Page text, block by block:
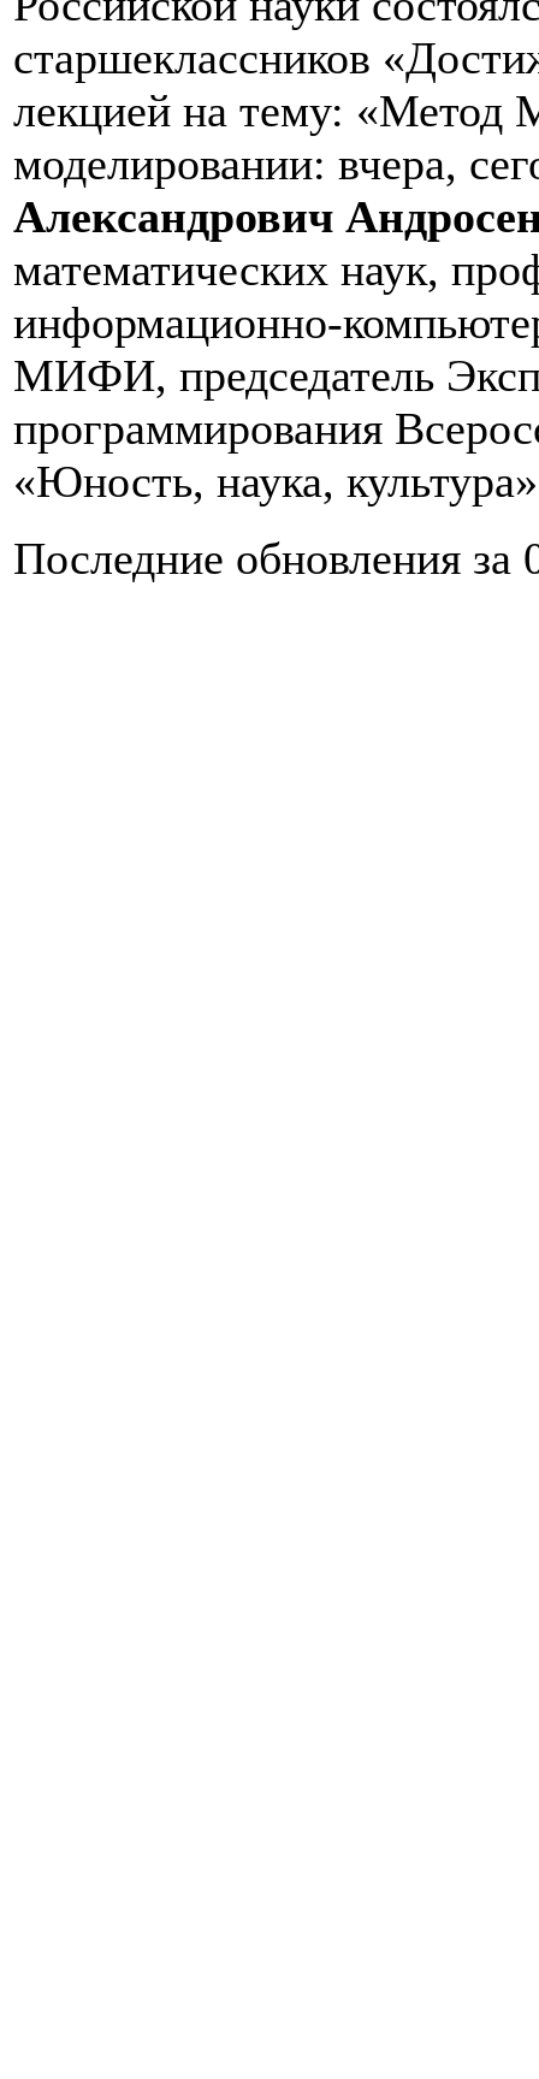
старшеклассников
лекцией на тему: «Метод
моделировании: вчера,
Александрович
математических наук,
информационно-
МИФИ, председатель
программирования
«Юность, наука, культура»
Последние обновления за